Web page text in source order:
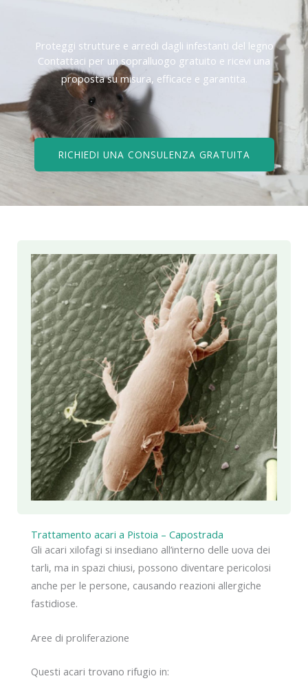
Proteggi strutture e arredi dagli infestanti del legno
Contattaci per un sopralluogo gratuito e ricevi una
proposta su misura, efficace e garantita.
RICHIEDI UNA CONSULENZA GRATUITA
Trattamento acari a Pistoia – Capostrada
Gli acari xilofagi si insediano all’interno delle uova dei
tarli, ma in spazi chiusi, possono diventare pericolosi
anche per le persone, causando reazioni allergiche
fastidiose.
Aree di proliferazione
Questi acari trovano rifugio in: